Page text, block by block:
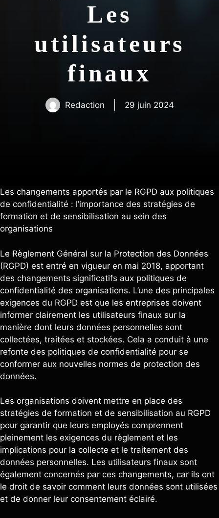
Les
utilisateurs
finaux
Redaction 29 juin 2024
Les changements apportés par le RGPD aux politiques
de confidentialité : l’importance des stratégies de
formation et de sensibilisation au sein des
organisations
Le Règlement Général sur la Protection des Données
(RGPD) est entré en vigueur en mai 2018, apportant
des changements significatifs aux politiques de
confidentialité des organisations. L’une des principales
exigences du RGPD est que les entreprises doivent
informer clairement les utilisateurs finaux sur la
manière dont leurs données personnelles sont
collectées, traitées et stockées. Cela a conduit à une
refonte des politiques de confidentialité pour se
conformer aux nouvelles normes de protection des
données.
Les organisations doivent mettre en place des
stratégies de formation et de sensibilisation au RGPD
pour garantir que leurs employés comprennent
pleinement les exigences du règlement et les
implications pour la collecte et le traitement des
données personnelles. Les utilisateurs finaux sont
également concernés par ces changements, car ils ont
le droit de savoir comment leurs données sont utilisées
et de donner leur consentement éclairé.